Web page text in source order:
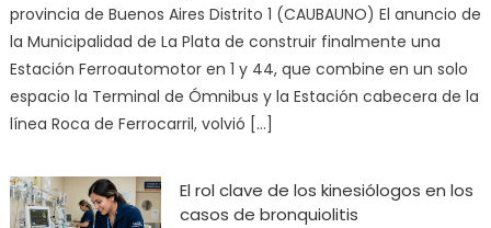
provincia de Buenos Aires Distrito 1 (CAUBAUNO) El anuncio de
la Municipalidad de La Plata de construir finalmente una
Estación Ferroautomotor en 1 y 44, que combine en un solo
espacio la Terminal de Ómnibus y la Estación cabecera de la
línea Roca de Ferrocarril, volvió […]
El rol clave de los kinesiólogos en los
casos de bronquiolitis